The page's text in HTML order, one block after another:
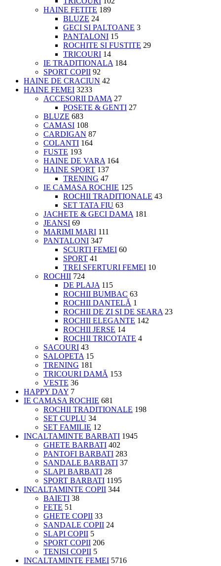
HAINE FETITE 189
BLUZE 24
GECI SI PALTOANE 3
PANTALONI 15
ROCHITE SI FUSTITE 29
TRICOURI 14
IE TRADITIONALA 184
SPORT COPII 92
HAINE DE CRACIUN 42
HAINE FEMEI 3233
ACCESORII DAMA 27
POSETE & GENTI 27
BLUZE 683
CAMASI 108
CARDIGAN 87
COLANTI 164
FUSTE 193
HAINE DE VARA 164
HAINE SPORT 137
TRENING 47
IE CAMASA ROCHIE 125
ROCHII TRADITIONALE 43
SET TATA FIU 63
JACHETE & GECI DAMA 181
JEANSI 69
MARIMI MARI 111
PANTALONI 347
SCURTI FEMEI 60
SPORT 41
TREI SFERTURI FEMEI 10
ROCHII 724
DE PLAJA 115
ROCHII BUMBAC 63
ROCHII DANTELĂ 1
ROCHII DE ZI SI DE SEARA 23
ROCHII ELEGANTE 142
ROCHII JERSE 14
ROCHII TRICOTATE 4
SACOURI 43
SALOPETA 15
TRENING 181
TRICOURI DAMĂ 153
VESTE 36
HAPPY DAY 7
IE CAMASA ROCHIE 681
ROCHII TRADITIONALE 198
SET CUPLU 34
SET FAMILIE 12
INCALTAMINTE BARBATI 1945
GHETE BARBATI 402
PANTOFI BARBATI 283
SANDALE BARBATI 37
SLAPI BARBATI 28
SPORT BARBATI 1195
INCALTAMINTE COPII 344
BAIETI 38
FETE 51
GHETE COPII 33
SANDALE COPII 24
SLAPI COPII 5
SPORT COPII 206
TENISI COPII 5
INCALTAMINTE FEMEI 5716